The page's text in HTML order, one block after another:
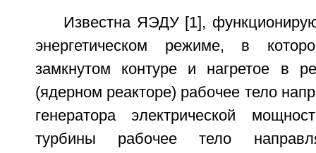
Известна ЯЭДУ [1],
энергетическом режиме, в
замкнутом контуре и нагретое в
(ядерном реакторе) рабочее тело
генератора электрической
турбины рабочее тело